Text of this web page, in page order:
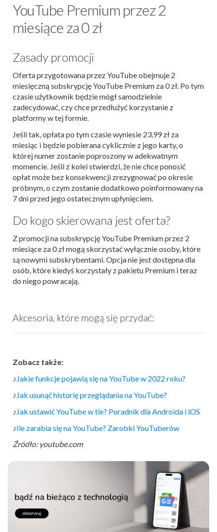
YouTube Premium przez 2
miesiące za 0 zł
Zasady promocji
Oferta przygotowana przez YouTube obejmuje 2
miesięczną subskrypcję YouTube Premium za 0 zł. Po tym
czasie użytkownik będzie mógł samodzielnie
zadecydować, czy chce przedłużyć korzystanie z
platformy w tej formie.
Jeśli tak, opłata po tym czasie wyniesie 23,99 zł za
miesiąc i będzie pobierana cyklicznie z jego karty, o
której numer zostanie poproszony w adekwatnym
momencie. Jeśli z kolei stwierdzi, że nie chce ponosić
opłat może bez konsekwencji zrezygnować po okresie
próbnym, o czym zostanie dodatkowo poinformowany na
7 dni przed jego ostatecznym upłynięciem.
Do kogo skierowana jest oferta?
Z promocji na subskrypcję YouTube Premium przez 2
miesiące za 0 zł mogą skorzystać wyłącznie osoby, które
są nowymi subskrybentami. Opcja nie jest dostępna dla
osób, które kiedyś korzystały z pakietu Premium i teraz
do niego powracają.
Akcesoria, które mogą się przydać:
Zobacz także:
♪ Jakie funkcje pojawią się naYouTubew 2022 roku?
♪ Jak usunąć historię przeglądania naYouTube?
♪ Jak ustawićYouTubew tle? Poradnik dla Androida i iOS
♪Ile zarabia się naYouTube? ZarobkiYouTuberów
Źródło: youtube.com